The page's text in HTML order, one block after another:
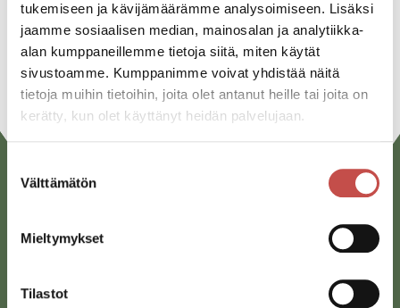
tukemiseen ja kävijämäärämme analysoimiseen. Lisäksi
jaamme sosiaalisen median, mainosalan ja analytiikka-
alan kumppaneillemme tietoja siitä, miten käytät
sivustoamme. Kumppanimme voivat yhdistää näitä
tietoja muihin tietoihin, joita olet antanut heille tai joita on
kerätty, kun olet käyttänyt heidän palvelujaan.
valinta
Välttämätön
Mieltymykset
Tilastot
Linkedin
URL